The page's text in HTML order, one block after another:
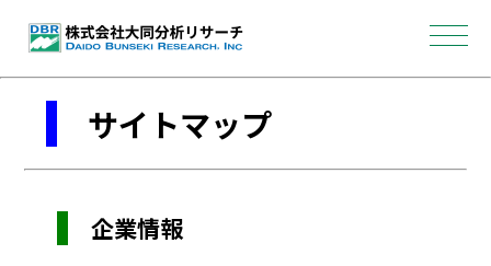
サイトマップ
企業情報